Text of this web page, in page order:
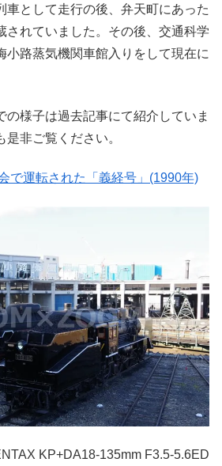
車として走行の後、弁天町にあった
されていました。その後、交通科学
小路蒸気機関車館入りをして現在に
の様子は過去記事にて紹介していま
非ご覧ください。
で運転された「義経号」(1990年)
KP+DA18-135mm F3.5-5.6ED